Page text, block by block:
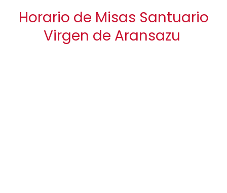
Horario de Misas Santuario
Virgen de Aransazu